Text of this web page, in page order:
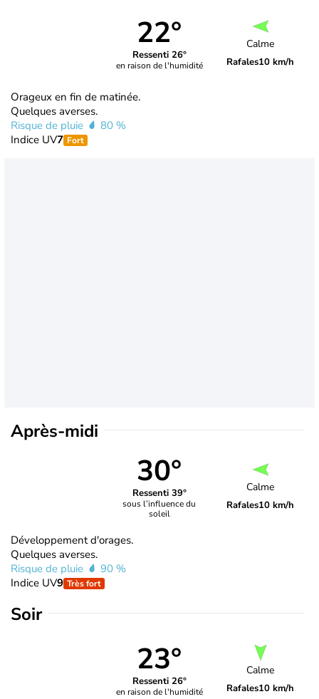
22°
Ressenti 26°
en raison de l'humidité
Calme
Rafales10 km/h
Orageux en fin de matinée.
Quelques averses.
Risque de pluie
80 %
Indice UV7 Fort
Après-midi
30°
Ressenti 39°
sous l’influence du
soleil
Calme
Rafales10 km/h
Développement d'orages.
Quelques averses.
Risque de pluie
90 %
Indice UV9 Très fort
Soir
23°
Ressenti 26°
en raison de l'humidité
Calme
Rafales10 km/h